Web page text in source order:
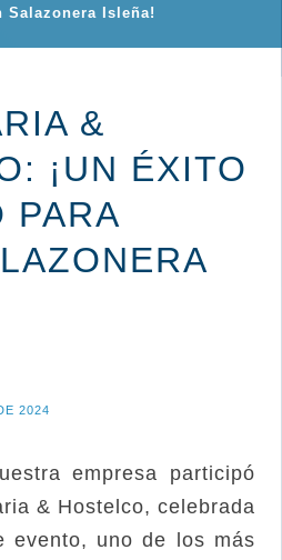
Salazonera Isleña!
&
¡UN ÉXITO
PARA
2024
empresa participó
& Hostelco, celebrada
evento, uno de los más